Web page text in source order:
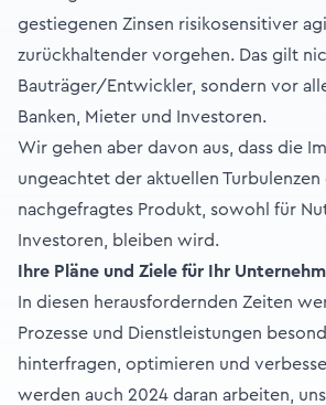
gestiegenen Zinsen risikosensitiver
zurückhaltender vorgehen. Das gilt
Bauträger/Entwickler, sondern vor
Banken, Mieter und Investoren.
Wir gehen aber davon aus, dass die
ungeachtet der aktuellen Turbulenzen
nachgefragtes Produkt, sowohl für
Investoren, bleiben wird.
Ihre Pläne und Ziele für Ihr
In diesen herausfordernden Zeiten
Prozesse und Dienstleistungen
hinterfragen, optimieren und
werden auch 2024 daran arbeiten,